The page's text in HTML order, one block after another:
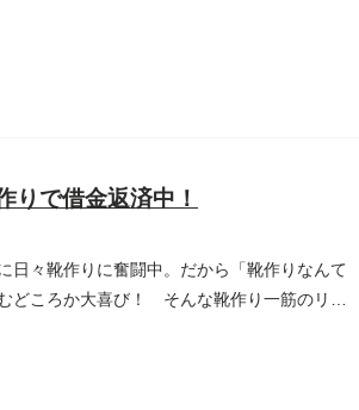
りで借金返済中！
日々靴作りに奮闘中。だから「靴作りなんて
どころか大喜び！ そんな靴作り一筋のリル